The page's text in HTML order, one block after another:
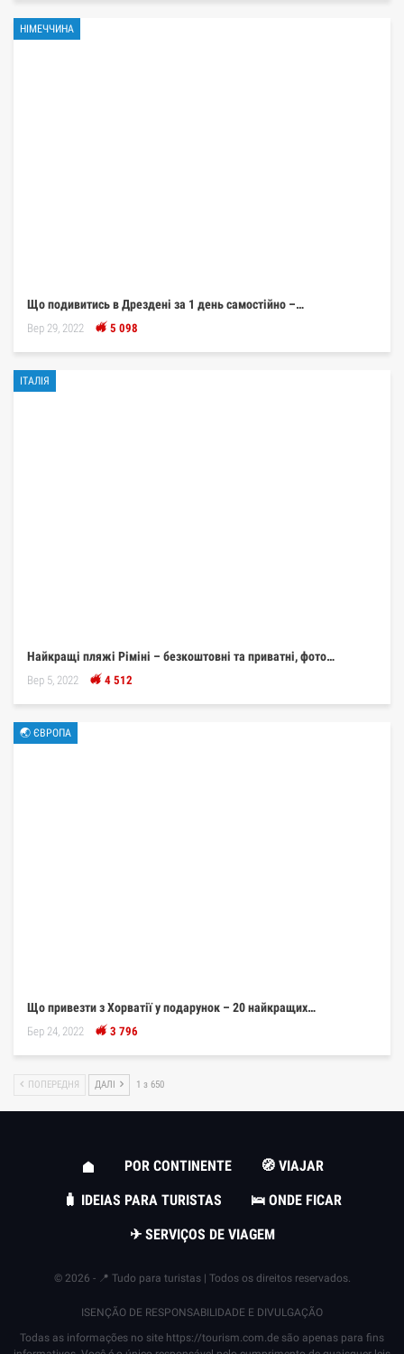
НІМЕЧЧИНА
Що подивитись в Дрездені за 1 день самостійно –…
Вер 29, 2022 5 098
ІТАЛІЯ
Найкращі пляжі Ріміні – безкоштовні та приватні, фото…
Вер 5, 2022 4 512
🌏 ЄВРОПА
Що привезти з Хорватії у подарунок – 20 найкращих…
Бер 24, 2022 3 796
ПОПЕРЕДНЯ ДАЛІ 1 з 650
POR CONTINENTE
🧭 VIAJAR
🧳 IDEIAS PARA TURISTAS
🛌 ONDE FICAR
✈ SERVIÇOS DE VIAGEM
© 2026 - 📍 Tudo para turistas | Todos os direitos reservados.
ISENÇÃO DE RESPONSABILIDADE E DIVULGAÇÃO
Todas as informações no site https://tourism.com.de são apenas para fins